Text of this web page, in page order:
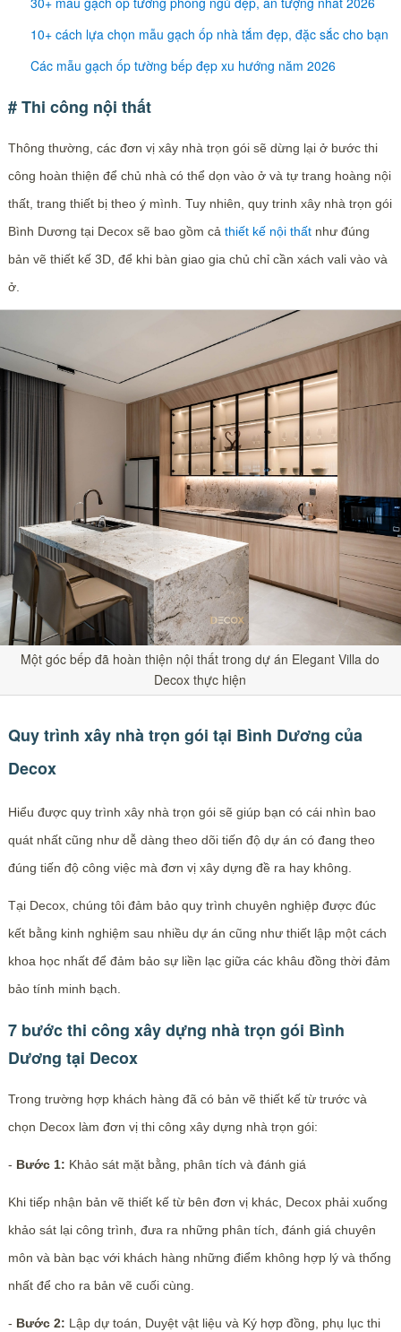
10+ cách lựa chọn mẫu gạch ốp nhà tắm đẹp, đặc sắc cho bạn
Các mẫu gạch ốp tường bếp đẹp xu hướng năm 2026
# Thi công nội thất
Thông thường, các đơn vị xây nhà trọn gói sẽ dừng lại ở bước thi
công hoàn thiện để chủ nhà có thể dọn vào ở và tự trang hoàng nội
thất, trang thiết bị theo ý mình. Tuy nhiên, quy trinh xây nhà trọn gói
Bình Dương tại Decox sẽ bao gồm cả thiết kế nội thấtnhư đúng
bản vẽ thiết kế 3D, để khi bàn giao gia chủ chỉ cần xách vali vào và
ở.
Một góc bếp đã hoàn thiện nội thất trong dự án Elegant Villa do
Decox thực hiện
Quy trình xây nhà trọn gói tại Bình Dương của
Decox
Hiểu được quy trình xây nhà trọn gói sẽ giúp bạn có cái nhìn bao
quát nhất cũng như dễ dàng theo dõi tiến độ dự án có đang theo
đúng tiến độ công việc mà đơn vị xây dựng đề ra hay không.
Tại Decox, chúng tôi đảm bảo quy trình chuyên nghiệp được đúc
kết bằng kinh nghiệm sau nhiều dự án cũng như thiết lập một cách
khoa học nhất để đảm bảo sự liền lạc giữa các khâu đồng thời đảm
bảo tính minh bạch.
7 bước thi công xây dựng nhà trọn gói Bình
Dương tại Decox
Trong trường hợp khách hàng đã có bản vẽ thiết kế từ trước và
chọn Decox làm đơn vị thi công xây dựng nhà trọn gói:
- Bước 1: Khảo sát mặt bằng, phân tích và đánh giá
Khi tiếp nhận bản vẽ thiết kế từ bên đơn vị khác, Decox phải xuống
khảo sát lại công trình, đưa ra những phân tích, đánh giá chuyên
môn và bàn bạc với khách hàng những điểm không hợp lý và thống
nhất để cho ra bản vẽ cuối cùng.
- Bước 2: Lập dự toán, Duyệt vật liệu và Ký hợp đồng, phụ lục thi